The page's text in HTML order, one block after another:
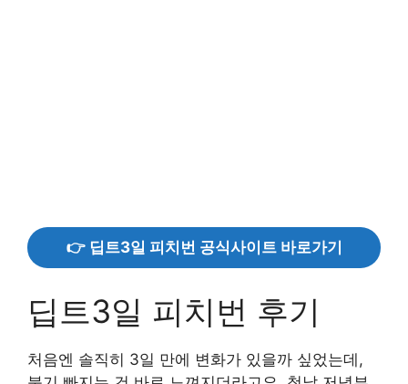
👉 딥트3일 피치번 공식사이트 바로가기
딥트3일 피치번 후기
처음엔 솔직히 3일 만에 변화가 있을까 싶었는데,